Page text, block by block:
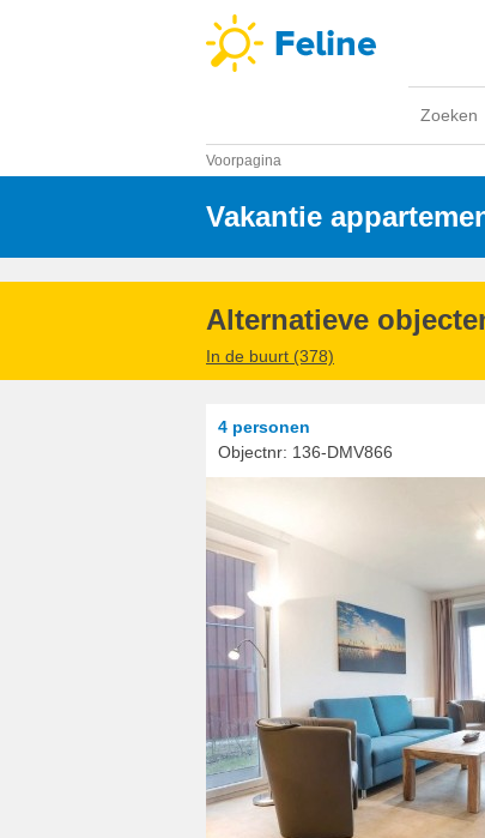
Zoeken
Voorpagina
Vakantie
Alternatieve
In de buurt (378)
4 personen
Objectnr: 136-DMV866